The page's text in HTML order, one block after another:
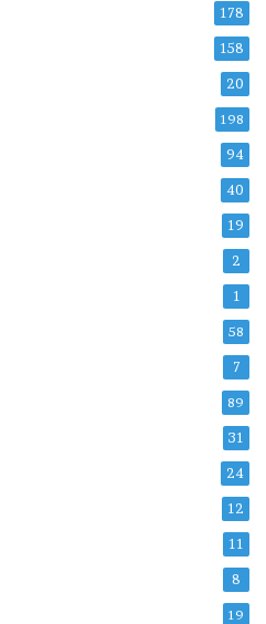
178
158
20
198
94
40
19
2
1
58
7
89
31
24
12
11
8
19